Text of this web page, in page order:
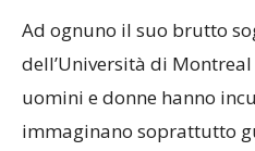
Ad ognuno il suo brutto
dell’Università di
uomini e donne hanno
immaginano soprattutto